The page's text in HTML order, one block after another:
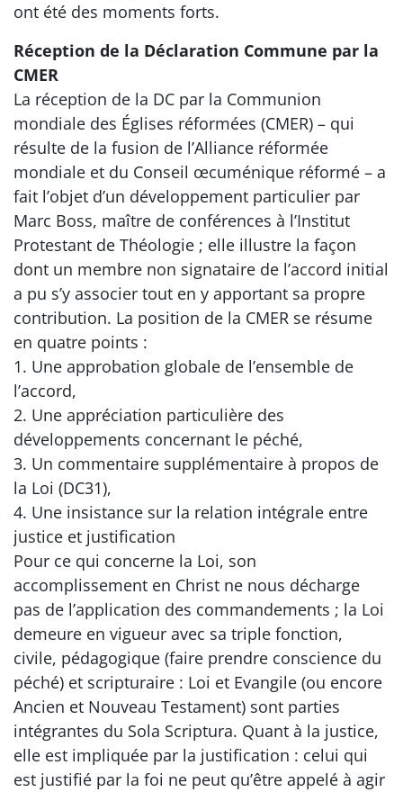
ont été des moments forts.
Réception de la Déclaration Commune par la
CMER
La réception de la DC par la Communion
mondiale des Églises réformées (CMER) – qui
résulte de la fusion de l’Alliance réformée
mondiale et du Conseil œcuménique réformé – a
fait l’objet d’un développement particulier par
Marc Boss, maître de conférences à l’Institut
Protestant de Théologie ; elle illustre la façon
dont un membre non signataire de l’accord initial
a pu s’y associer tout en y apportant sa propre
contribution. La position de la CMER se résume
en quatre points :
1. Une approbation globale de l’ensemble de
l’accord,
2. Une appréciation particulière des
développements concernant le péché,
3. Un commentaire supplémentaire à propos de
la Loi (DC31),
4. Une insistance sur la relation intégrale entre
justice et justification
Pour ce qui concerne la Loi, son
accomplissement en Christ ne nous décharge
pas de l’application des commandements ; la Loi
demeure en vigueur avec sa triple fonction,
civile, pédagogique (faire prendre conscience du
péché) et scripturaire : Loi et Evangile (ou encore
Ancien et Nouveau Testament) sont parties
intégrantes du Sola Scriptura. Quant à la justice,
elle est impliquée par la justification : celui qui
est justifié par la foi ne peut qu’être appelé à agir